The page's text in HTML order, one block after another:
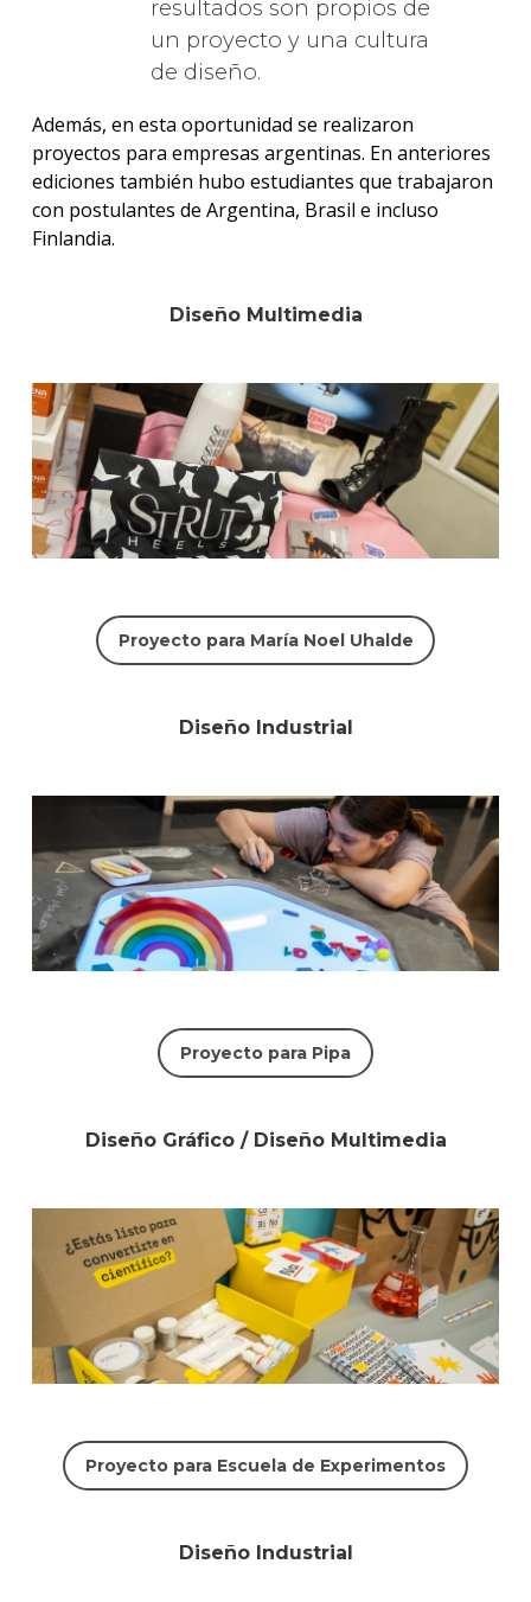
resultados son propios de
un proyecto y una cultura
de diseño.
Además, en esta oportunidad se realizaron
proyectos para empresas argentinas. En anteriores
ediciones también hubo estudiantes que trabajaron
con postulantes de Argentina, Brasil e incluso
Finlandia.
Diseño Multimedia
Proyecto para María Noel Uhalde
Diseño Industrial
Proyecto para Pipa
Diseño Gráfico / Diseño Multimedia
Proyecto para Escuela de Experimentos
Diseño Industrial